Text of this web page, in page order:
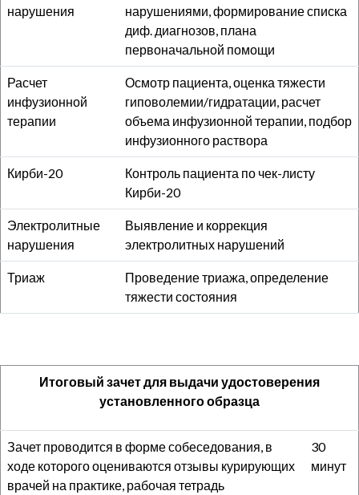
нарушения
нарушениями, формирование списка
диф. диагнозов, плана
первоначальной помощи
Расчет
инфузионной
терапии
Осмотр пациента, оценка тяжести
гиповолемии/гидратации, расчет
объема инфузионной терапии, подбор
инфузионного раствора
Кирби-20
Контроль пациента по чек-листу
Кирби-20
Электролитные
нарушения
Выявление и коррекция
электролитных нарушений
Триаж
Проведение триажа, определение
тяжести состояния
Итоговый зачет для выдачи удостоверения
установленного образца
Зачет проводится в форме собеседования, в
ходе которого оцениваются отзывы курирующих
врачей на практике, рабочая тетрадь
30
минут